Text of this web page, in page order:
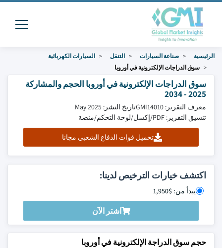
الرئيسية صناعة السيارات التنقل
السيارات الكهربائية
سوق الدراجات الإلكترونية في أوروبا
سوق الدراجات الإلكترونية في أوروبا الحجم والمشاركة
2025 - 2034
معرف التقرير: GMI14010
تاريخ النشر: May 2025
تنسيق التقرير: PDF/إكسل/لوحة التحكم/منصة
تحميل قوات الدفاع الشعبي مجانا
اكتشف خيارات الترخيص لدينا:
يبدأ من: $1,950
اشتر الآن
حجم سوق الدراجة الإلكترونية في أوروبا